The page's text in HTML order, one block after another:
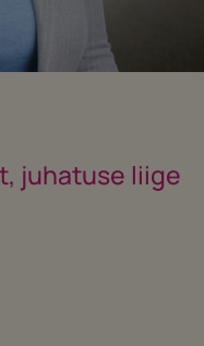
juhatuse liige